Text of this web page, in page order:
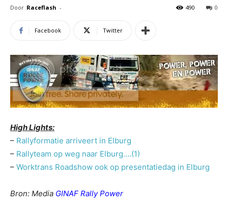
Door Raceflash - 0
490
Facebook Twitter
High Lights:
– Rallyformatie arriveert in Elburg
– Rallyteam op weg naar Elburg….(1)
– Worktrans Roadshow ook op presentatiedag in Elburg
Bron: Media GINAF Rally Power